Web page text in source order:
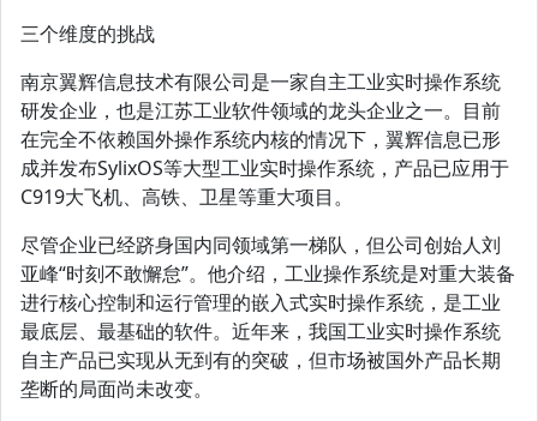
三个维度的挑战
南京翼辉信息技术有限公司是一家自主工业实时操作系统
研发企业，也是江苏工业软件领域的龙头企业之一。目前
在完全不依赖国外操作系统内核的情况下，翼辉信息已形
成并发布SylixOS等大型工业实时操作系统，产品已应用于
C919大飞机、高铁、卫星等重大项目。
尽管企业已经跻身国内同领域第一梯队，但公司创始人刘
亚峰“时刻不敢懈怠”。他介绍，工业操作系统是对重大装备
进行核心控制和运行管理的嵌入式实时操作系统，是工业
最底层、最基础的软件。近年来，我国工业实时操作系统
自主产品已实现从无到有的突破，但市场被国外产品长期
垄断的局面尚未改变。